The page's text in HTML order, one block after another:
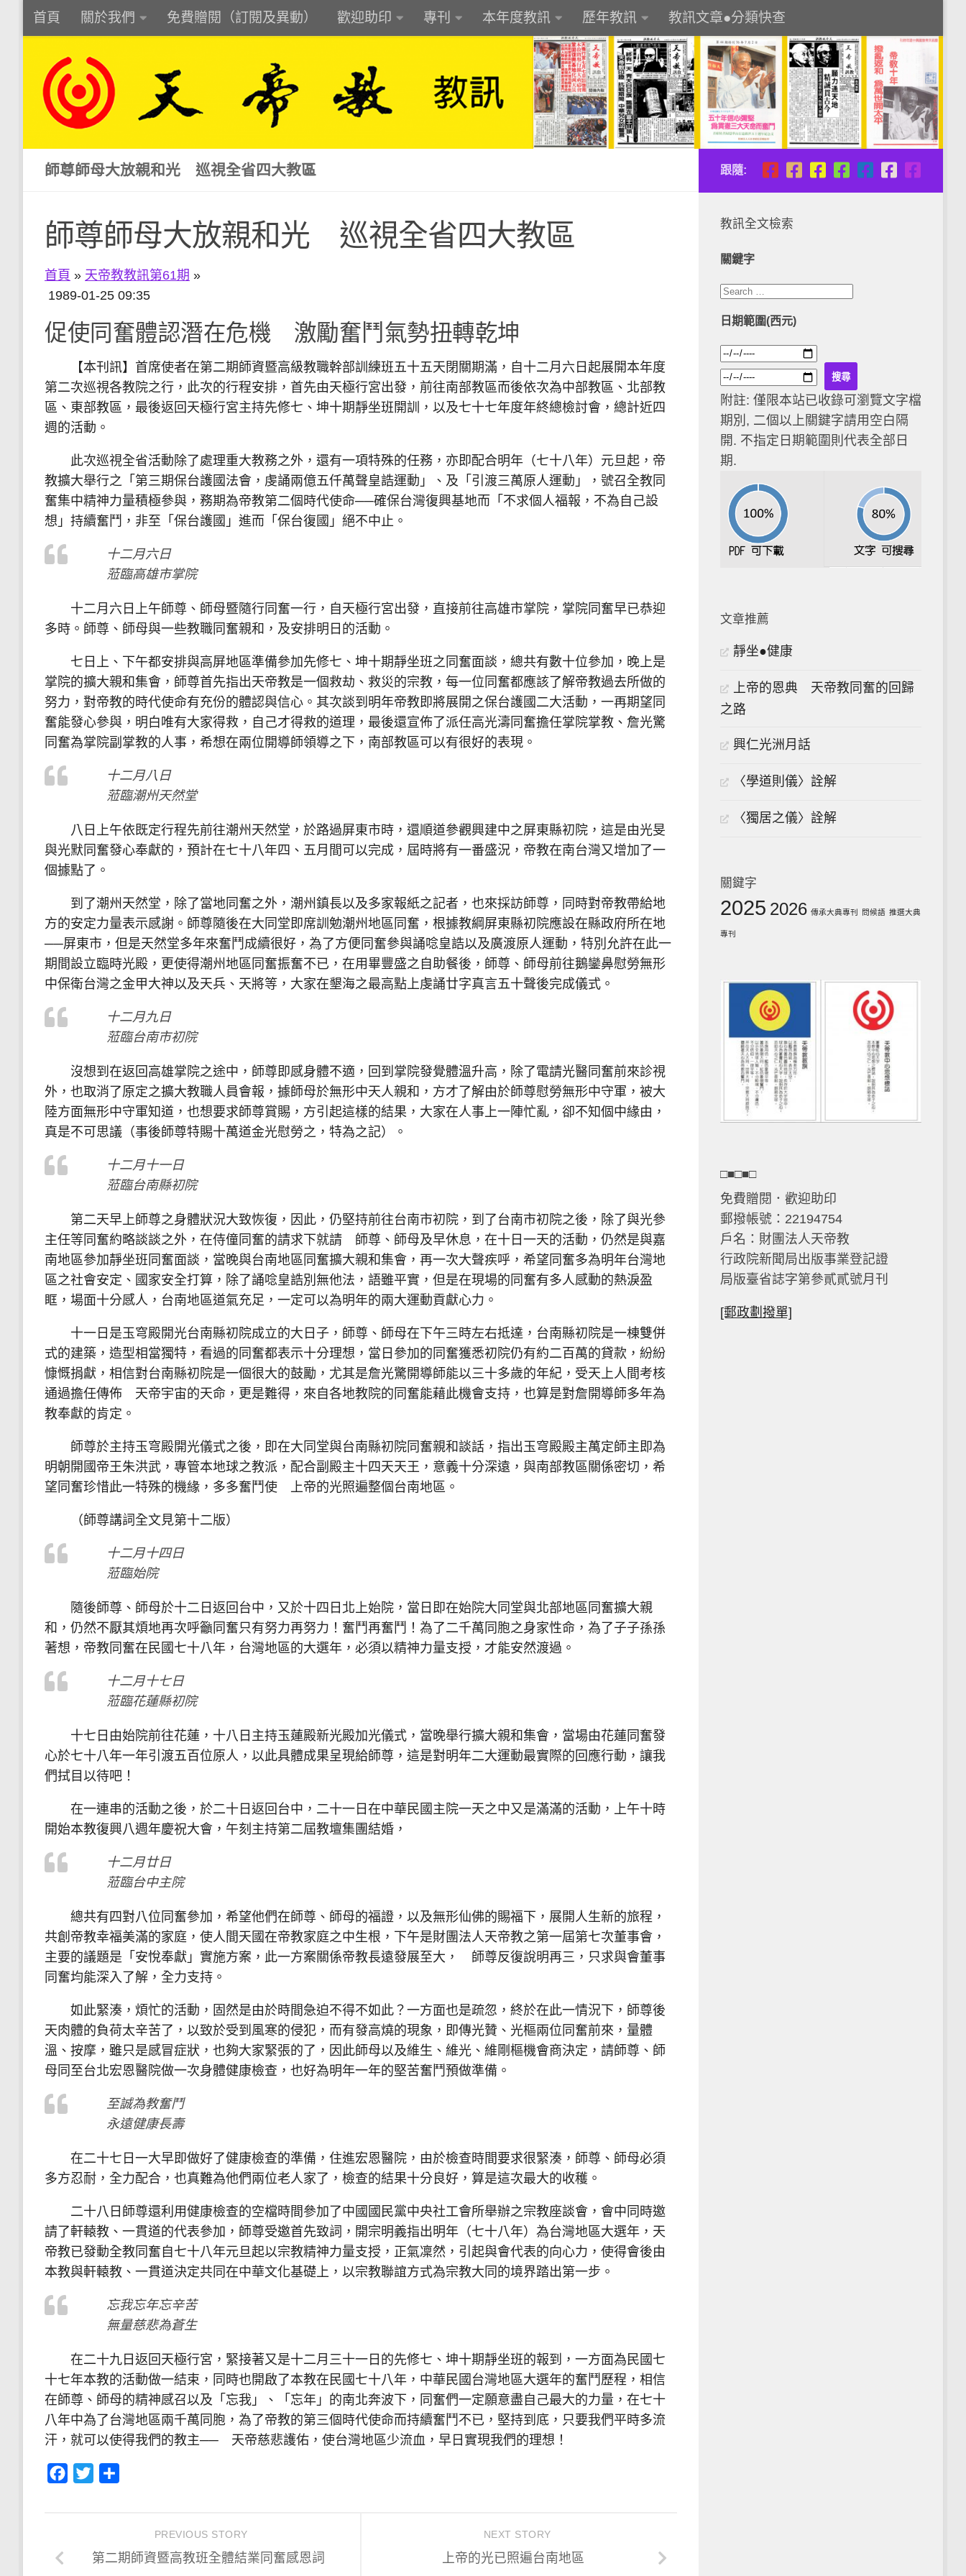
Skip to content
首頁 關於我們 免費贈閱（訂閱及異動） 歡迎助印 專刊 本年度教訊 歷年教訊 教訊文章●分類快查
師尊師母大放親和光 巡視全省四大教區
師尊師母大放親和光 巡視全省四大教區
首頁 » 天帝教教訊第61期 »
1989-01-25 09:35
促使同奮體認潛在危機 激勵奮鬥氣勢扭轉乾坤
【本刊訊】首席使者在第二期師資暨高級教職幹部訓練班五十五天閉關期滿，自十二月六日起展開本年度
第二次巡視各教院之行，此次的行程安排，首先由天極行宮出發，前往南部教區而後依次為中部教區、北部教
區、東部教區，最後返回天極行宮主持先修七、坤十期靜坐班開訓，以及七十七年度年終總檢討會，總計近四
週的活動。
此次巡視全省活動除了處理重大教務之外，還有一項特殊的任務，亦即配合明年（七十八年）元旦起，帝
教擴大舉行之「第三期保台護國法會，虔誦兩億五仟萬聲皇誥運動」、及「引渡三萬原人運動」，號召全教同
奮集中精神力量積極參與，務期為帝教第二個時代使命──確保台灣復興基地而「不求個人福報，不為自己設
想」持續奮鬥，非至「保台護國」進而「保台復國」絕不中止。
十二月六日
蒞臨高雄市掌院
十二月六日上午師尊、師母暨隨行同奮一行，自天極行宮出發，直接前往高雄市掌院，掌院同奮早已恭迎
多時。師尊、師母與一些教職同奮親和，及安排明日的活動。
七日上、下午都安排與高屏地區準備參加先修七、坤十期靜坐班之同奮面談，總共有數十位參加，晚上是
掌院的擴大親和集會，師尊首先指出天帝教是一個救劫、救災的宗教，每一位同奮都應該了解帝教過去所做的
努力，對帝教的時代使命有充份的體認與信心。其次談到明年帝教即將展開之保台護國二大活動，一再期望同
奮能發心參與，明白唯有大家得救，自己才得救的道理，最後還宣佈了派任高光濤同奮擔任掌院掌教、詹光驚
同奮為掌院副掌教的人事，希想在兩位開導師領導之下，南部教區可以有很好的表現。
十二月八日
蒞臨潮州天然堂
八日上午依既定行程先前往潮州天然堂，於路過屏東市時，還順道參觀興建中之屏東縣初院，這是由光旻
與光默同奮發心奉獻的，預計在七十八年四、五月間可以完成，屆時將有一番盛況，帝教在南台灣又增加了一
個據點了。
到了潮州天然堂，除了當地同奮之外，潮州鎮長以及多家報紙之記者，也來採訪師尊，同時對帝教帶給地
方的安定力量表示感謝。師尊隨後在大同堂即席訓勉潮州地區同奮，根據教綱屏東縣初院應設在縣政府所在地
──屏東市，但是天然堂多年來奮鬥成續很好，為了方便同奮參與誦唸皇誥以及廣渡原人運動，特別允許在此一
期間設立臨時光殿，更使得潮州地區同奮振奮不已，在用畢豐盛之自助餐後，師尊、師母前往鵝鑾鼻慰勞無形
中保衛台灣之金甲大神以及天兵、天將等，大家在墾海之最高點上虔誦廿字真言五十聲後完成儀式。
十二月九日
蒞臨台南市初院
沒想到在返回高雄掌院之途中，師尊即感身體不適，回到掌院發覺體溫升高，除了電請光醫同奮前來診視
外，也取消了原定之擴大教職人員會報，據師母於無形中天人親和，方才了解由於師尊慰勞無形中守軍，被大
陸方面無形中守軍知道，也想要求師尊賞賜，方引起這樣的結果，大家在人事上一陣忙亂，卻不知個中緣由，
真是不可思議（事後師尊特賜十萬道金光慰勞之，特為之記）。
十二月十一日
蒞臨台南縣初院
第二天早上師尊之身體狀況大致恢復，因此，仍堅持前往台南市初院，到了台南市初院之後，除了與光參
主任等同奮約略談談之外，在侍僮同奮的請求下就請 師尊、師母及早休息，在十日一天的活動，仍然是與嘉
南地區參加靜坐班同奮面談，當晚與台南地區同奮擴大親和集會，再一次大聲疾呼，希望同奮多為明年台灣地
區之社會安定、國家安全打算，除了誦唸皇誥別無他法，語雖平實，但是在現場的同奮有多人感動的熱淚盈
眶，場面十分感人，台南地區道氣充足，一定可以為明年的兩大運動貢獻心力。
十一日是玉穹殿開光台南縣初院成立的大日子，師尊、師母在下午三時左右抵達，台南縣初院是一棟雙併
式的建築，造型相當獨特，看過的同奮都表示十分理想，當日參加的同奮獲悉初院仍有約二百萬的貸款，紛紛
慷慨捐獻，相信對台南縣初院是一個很大的鼓勵，尤其是詹光驚開導師能以三十多歲的年紀，受天上人間考核
通過擔任傳佈 天帝宇宙的天命，更是難得，來自各地教院的同奮能藉此機會支持，也算是對詹開導師多年為
教奉獻的肯定。
師尊於主持玉穹殿開光儀式之後，即在大同堂與台南縣初院同奮親和談話，指出玉穹殿殿主萬定師主即為
明朝開國帝王朱洪武，專管本地球之教派，配合副殿主十四天天王，意義十分深遠，與南部教區關係密切，希
望同奮珍惜此一特殊的機緣，多多奮鬥使 上帝的光照遍整個台南地區。
（師尊講詞全文見第十二版）
十二月十四日
蒞臨始院
隨後師尊、師母於十二日返回台中，又於十四日北上始院，當日即在始院大同堂與北部地區同奮擴大親
和，仍然不厭其煩地再次呼籲同奮只有努力再努力！奮鬥再奮鬥！為了二千萬同胞之身家性命，為了子子孫孫
著想，帝教同奮在民國七十八年，台灣地區的大選年，必須以精神力量支授，才能安然渡過。
十二月十七日
蒞臨花蓮縣初院
十七日由始院前往花蓮，十八日主持玉蓮殿新光殿加光儀式，當晚舉行擴大親和集會，當場由花蓮同奮發
心於七十八年一年引渡五百位原人，以此具體成果呈現給師尊，這是對明年二大運動最實際的回應行動，讓我
們拭目以待吧！
在一連串的活動之後，於二十日返回台中，二十一日在中華民國主院一天之中又是滿滿的活動，上午十時
開始本教復興八週年慶祝大會，午刻主持第二屆教壇集團結婚，
十二月廿日
蒞臨台中主院
總共有四對八位同奮參加，希望他們在師尊、師母的福證，以及無形仙佛的賜福下，展開人生新的旅程，
共創帝教幸福美滿的家庭，使人間天國在帝教家庭之中生根，下午是財團法人天帝教之第一屆第七次董事會，
主要的議題是「安悅奉獻」實施方案，此一方案關係帝教長遠發展至大， 師尊反復說明再三，只求與會董事
同奮均能深入了解，全力支持。
如此緊湊，煩忙的活動，固然是由於時間急迫不得不如此？一方面也是疏忽，終於在此一情況下，師尊後
天肉體的負荷太辛苦了，以致於受到風寒的侵犯，而有發高燒的現象，即傳光贊、光樞兩位同奮前來，量體
溫、按摩，雖只是感冒症狀，也夠大家緊張的了，因此師母以及維生、維光、維剛樞機會商決定，請師尊、師
母同至台北宏恩醫院做一次身體健康檢查，也好為明年一年的堅苦奮鬥預做準備。
至誠為教奮鬥
永遠健康長壽
在二十七日一大早即做好了健康檢查的準備，住進宏恩醫院，由於檢查時間要求很緊湊，師尊、師母必須
多方忍耐，全力配合，也真難為他們兩位老人家了，檢查的結果十分良好，算是這次最大的收穫。
二十八日師尊還利用健康檢查的空檔時間參加了中國國民黨中央社工會所舉辦之宗教座談會，會中同時邀
請了軒轅教、一貫道的代表參加，師尊受邀首先致詞，開宗明義指出明年（七十八年）為台灣地區大選年，天
帝教已發動全教同奮自七十八年元旦起以宗教精神力量支授，正氣凜然，引起與會代表的向心力，使得會後由
本教與軒轅教、一貫道決定共同在中華文化基礎上，以宗教聯誼方式為宗教大同的境界踏出第一步。
忘我忘年忘辛苦
無量慈悲為蒼生
在二十九日返回天極行宮，緊接著又是十二月三十一日的先修七、坤十期靜坐班的報到，一方面為民國七
十七年本教的活動做一結束，同時也開啟了本教在民國七十八年，中華民國台灣地區大選年的奮鬥歷程，相信
在師尊、師母的精神感召以及「忘我」、「忘年」的南北奔波下，同奮們一定願意盡自己最大的力量，在七十
八年中為了台灣地區兩千萬同胞，為了帝教的第三個時代使命而持續奮鬥不已，堅持到底，只要我們平時多流
汗，就可以使得我們的教主── 天帝慈悲護佑，使台灣地區少流血，早日實現我們的理想！
Facebook
Twitter
NEXT STORY
上帝的光已照遍台南地區
PREVIOUS STORY
第二期師資暨高教班全體結業同奮感恩詞
跟隨:
教訊全文檢索
關鍵字
日期範圍(西元)
附註: 僅限本站已收錄可瀏覽文字檔
期別, 二個以上關鍵字請用空白隔
開. 不指定日期範圍則代表全部日
期.
文章推薦
靜坐●健康
上帝的恩典 天帝教同奮的回歸
之路
興仁光洲月話
〈學道則儀〉詮解
〈獨居之儀〉詮解
關鍵字
2025 2026 傳承大典專刊 問候語 推選大典
專刊
□■□■□
免費贈閱．歡迎助印
郵撥帳號：22194754
戶名：財團法人天帝教
行政院新聞局出版事業登記證
局版臺省誌字第參貳貳號月刊
[郵政劃撥單]